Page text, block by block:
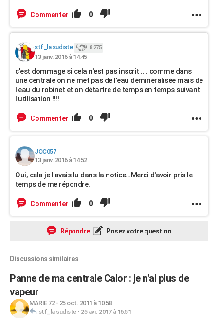
Commenter 0
stf_la sudiste 8 275
13 janv. 2016 à 14:45
c'est dommage si cela n'est pas inscrit .... comme dans
une centrale on ne met pas de l'eau déminéralisée mais de
l'eau du robinet et on détartre de temps en temps suivant
l'utilisation !!!!
Commenter 0
JOC057
13 janv. 2016 à 14:52
Oui, cela je l'avais lu dans la notice...Merci d'avoir pris le
temps de me répondre.
Commenter 0
Répondre Posez votre question
Discussions similaires
Panne de ma centrale Calor : je n'ai plus de
vapeur
MARIE 72- 25 oct. 2011 à 10:58
stf_la sudiste- 25 avr. 2017 à 16:51